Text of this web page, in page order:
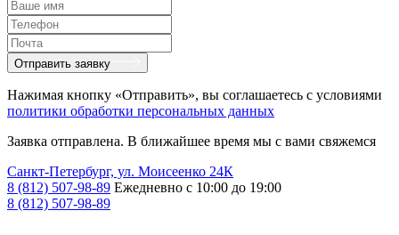
Отправить заявку
Нажимая кнопку «Отправить», вы соглашаетесь с условиями
политики обработки персональных данных
Заявка отправлена. В ближайшее время мы с вами свяжемся
Санкт-Петербург, ул. Моисеенко 24К
8 (812) 507-98-89 Ежедневно с 10:00 до 19:00
8 (812) 507-98-89